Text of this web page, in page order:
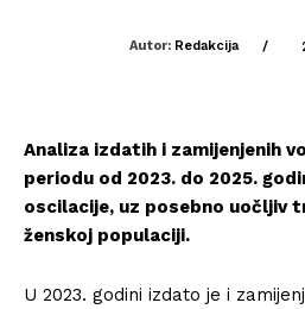
Autor: Redakcija /
Analiza izdatih i zamijenjenih
periodu od 2023. do 2025.
oscilacije, uz posebno uočljiv
ženskoj populaciji.
U 2023. godini izdato je i